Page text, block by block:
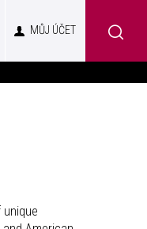
MŮJ ÚČET